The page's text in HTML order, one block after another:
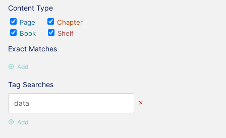
Content Type
Page
Chapter
Book
Shelf
Exact Matches
Add
Tag Searches
Add